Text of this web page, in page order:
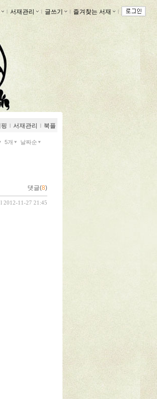
ｌ 서재관리 ｌ 글쓰기 ｌ 즐겨찾는 서재 ｌ
ｌ 서재관리 ｌ 북플
5개 날짜순
댓글(8)
2012-11-27 21:45